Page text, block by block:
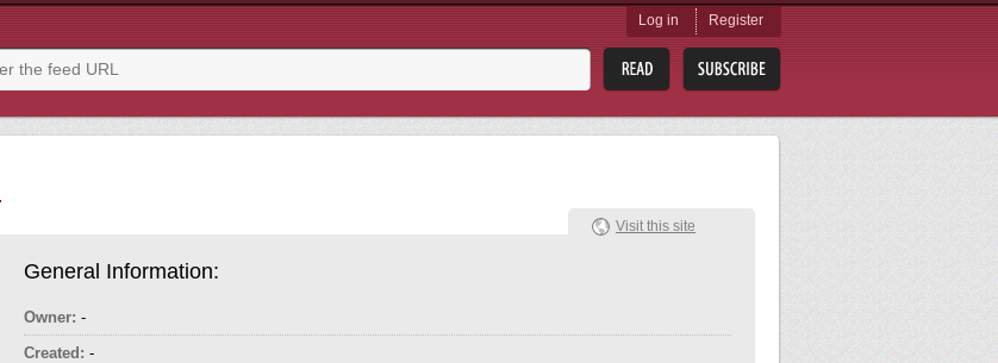
Log in Register
General Information:
Owner: -
Created: -
Visit this site